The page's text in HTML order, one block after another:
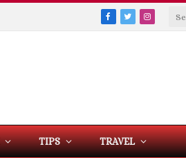
Facebook
Twitter
TIPS TRAVEL